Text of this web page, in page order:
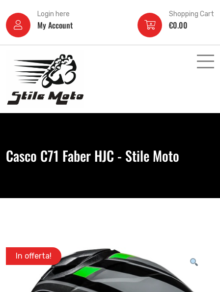
Login here
My Account
Shopping Cart
€0.00
Casco C71 Faber HJC - Stile Moto
In offerta!